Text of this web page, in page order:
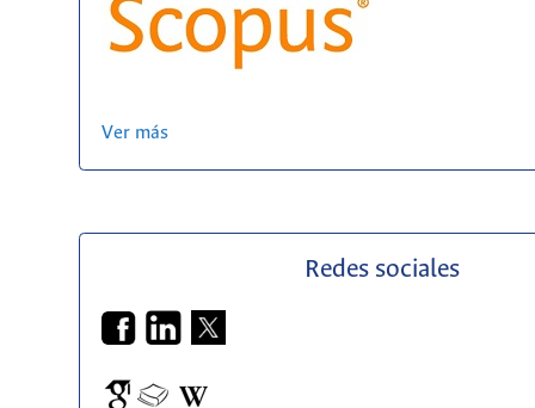
Ver más
Redes sociales